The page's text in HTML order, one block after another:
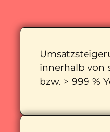
innerhalb von
bzw. > 999 %